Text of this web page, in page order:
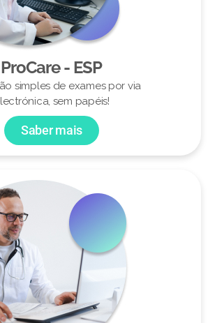
ProCare - ESP
simples de exames por via
sem papéis!
Saber mais